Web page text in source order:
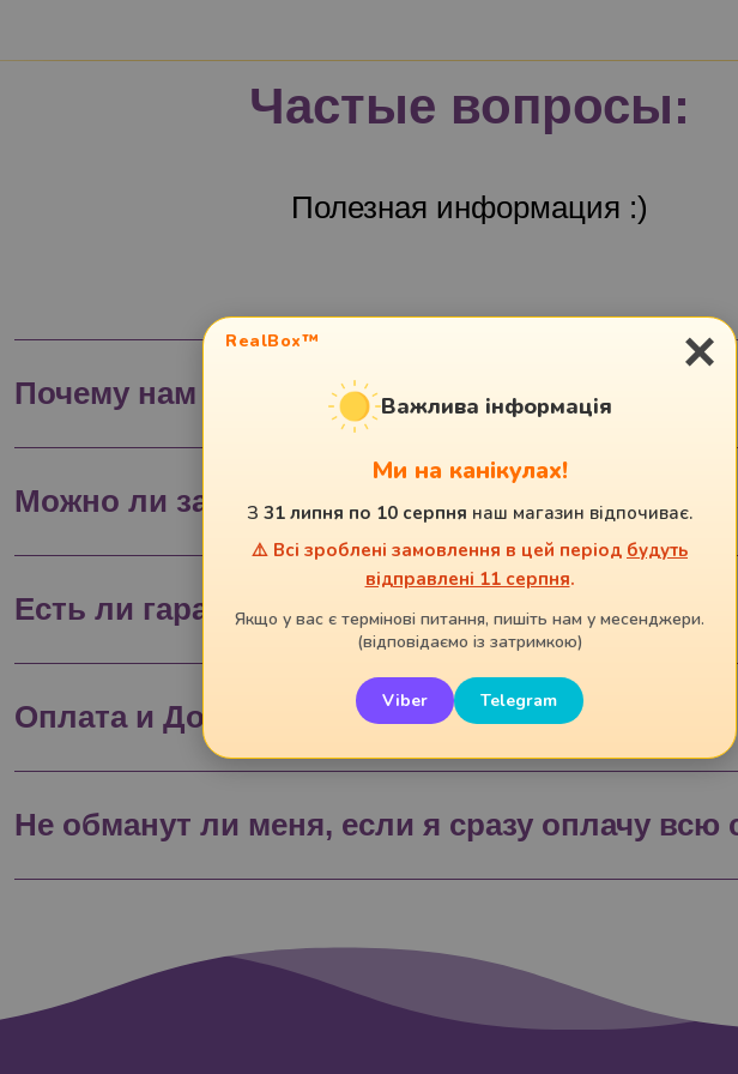
Частые вопросы:
Полезная информация :)
Почему нам стоит доверять?
Можно ли заменить или добавить предмет в
Есть ли гарантия на ваши товары?
Оплата и Доставка
Не обманут ли меня, если я сразу оплачу всю
RealBox™ ×
Важлива інформація
Ми на канікулах!
З 31 липня по 10 серпня наш магазин відпочиває.
⚠️ Всі зроблені замовлення в цей період будуть
відправлені 11 серпня.
Якщо у вас є термінові питання, пишіть нам у месенджери.
(відповідаємо із затримкою)
Viber Telegram